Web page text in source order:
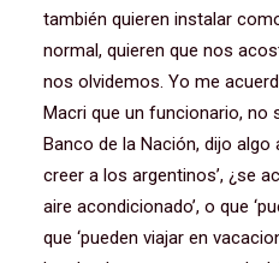
también quieren instalar
normal, quieren que nos
nos olvidemos. Yo me
Macri que un funcionario, no
Banco de la Nación, dijo algo
creer a los argentinos’, ¿se
aire acondicionado’, o que
que ‘pueden viajar en